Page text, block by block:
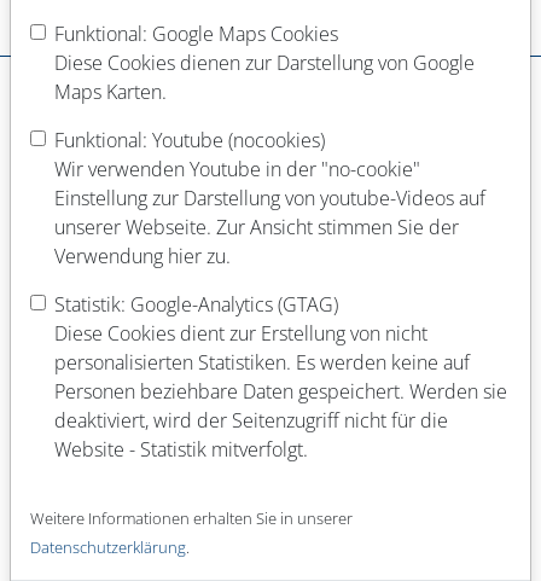
Dein Werdegang
Schulabschluss
Abgeschlossene Berufsausbildung
Abgeschlossenes Studium (Fach)
Funktional: Google Maps Cookies
Diese Cookies dienen zur Darstellung von Google
Maps Karten.
Funktional: Youtube (nocookies)
Wir verwenden Youtube in der "no-cookie"
Einstellung zur Darstellung von youtube-Videos auf
unserer Webseite. Zur Ansicht stimmen Sie der
Verwendung hier zu.
Statistik: Google-Analytics (GTAG)
Diese Cookies dient zur Erstellung von nicht
personalisierten Statistiken. Es werden keine auf
Personen beziehbare Daten gespeichert. Werden sie
deaktiviert, wird der Seitenzugriff nicht für die
Website - Statistik mitverfolgt.
Weitere Informationen erhalten Sie in unserer
Datenschutzerklärung